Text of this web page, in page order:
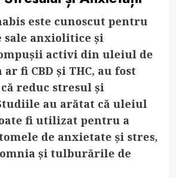
este cunoscut pentru
anxiolitice și
activi din uleiul de
fi CBD și THC, au fost
reduc stresul și
au arătat că uleiul
fi utilizat pentru a
de anxietate și stres,
și tulburările de